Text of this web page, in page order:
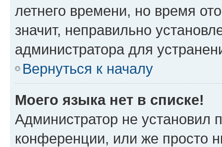
летнего времени, но время
значит, неправильно
администратора для
Вернуться к началу
Моего языка нет в списке!
Администратор не установил
конференции, или же просто